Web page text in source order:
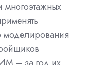
моделирования